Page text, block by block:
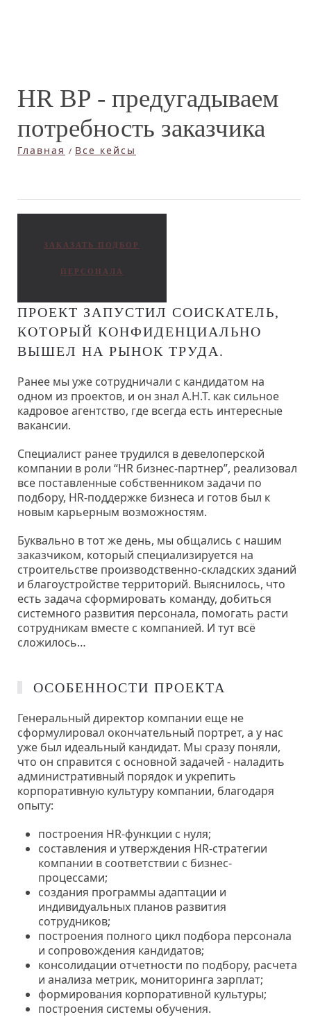
HR BP - предугадываем
потребность заказчика
Главная Все кейсы
ЗАКАЗАТЬ ПОДБОР
ПЕРСОНАЛА
ПРОЕКТ ЗАПУСТИЛ СОИСКАТЕЛЬ,
КОТОРЫЙ КОНФИДЕНЦИАЛЬНО
ВЫШЕЛ НА РЫНОК ТРУДА.
Ранее мы уже сотрудничали с кандидатом на
одном из проектов, и он знал А.Н.Т. как сильное
кадровое агентство, где всегда есть интересные
вакансии.
Специалист ранее трудился в девелоперской
компании в роли “HR бизнес-партнер”, реализовал
все поставленные собственником задачи по
подбору, HR-поддержке бизнеса и готов был к
новым карьерным возможностям.
Буквально в тот же день, мы общались с нашим
заказчиком, который специализируется на
строительстве производственно-складских зданий
и благоустройстве территорий. Выяснилось, что
есть задача сформировать команду, добиться
системного развития персонала, помогать расти
сотрудникам вместе с компанией. И тут всё
сложилось…
ОСОБЕННОСТИ ПРОЕКТА
Генеральный директор компании еще не
сформулировал окончательный портрет, а у нас
уже был идеальный кандидат. Мы сразу поняли,
что он справится с основной задачей - наладить
административный порядок и укрепить
корпоративную культуру компании, благодаря
опыту:
построения HR-функции с нуля;
составления и утверждения HR-стратегии
компании в соответствии с бизнес-
процессами;
создания программы адаптации и
индивидуальных планов развития
сотрудников;
построения полного цикл подбора персонала
и сопровождения кандидатов;
консолидации отчетности по подбору, расчета
и анализа метрик, мониторинга зарплат;
формирования корпоративной культуры;
построения системы обучения.